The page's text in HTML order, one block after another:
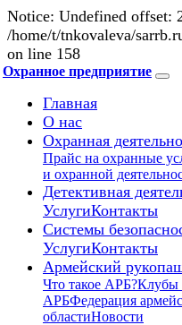
Notice: Undefined offset:
/home/t/tnkovaleva/
on line 158
Охранное предприятие
Главная
О нас
Охранная
Прайс на охранные
и охранной
Детективная
УслугиКонтакты
Системы
УслугиКонтакты
Армейский
Что такое АРБ?Клубы
АРБФедерация
областиНовости